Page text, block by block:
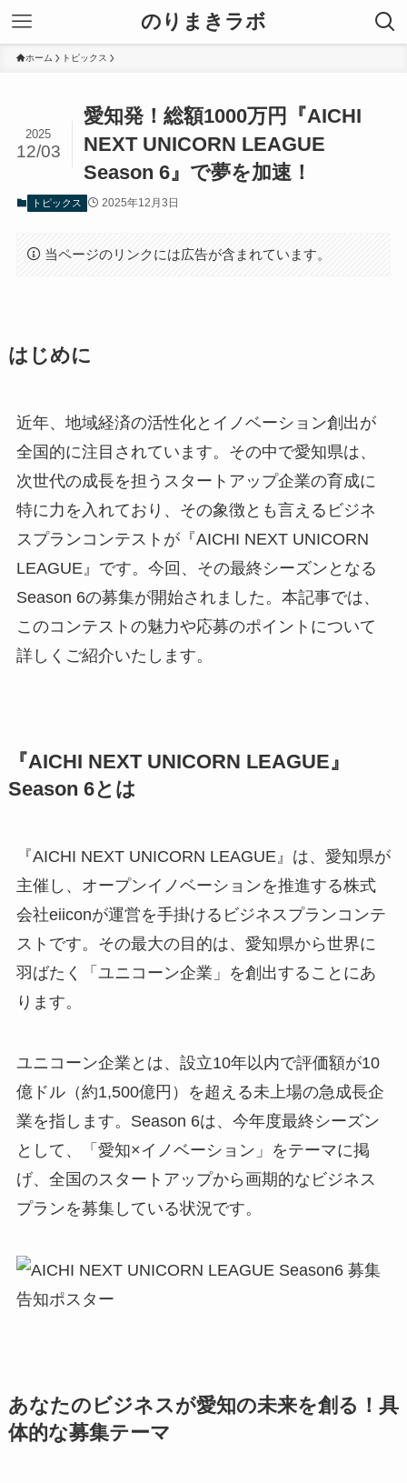
のりまきラボ
ホーム トピックス
愛知発！総額1000万円『AICHI
NEXT UNICORN LEAGUE
Season 6』で夢を加速！
2025
12/03
トピックス 2025年12月3日
当ページのリンクには広告が含まれています。
はじめに
近年、地域経済の活性化とイノベーション創出が
全国的に注目されています。その中で愛知県は、
次世代の成長を担うスタートアップ企業の育成に
特に力を入れており、その象徴とも言えるビジネ
スプランコンテストが『AICHI NEXT UNICORN
LEAGUE』です。今回、その最終シーズンとなる
Season 6の募集が開始されました。本記事では、
このコンテストの魅力や応募のポイントについて
詳しくご紹介いたします。
『AICHI NEXT UNICORN LEAGUE』
Season 6とは
『AICHI NEXT UNICORN LEAGUE』は、愛知県が
主催し、オープンイノベーションを推進する株式
会社eiiconが運営を手掛けるビジネスプランコンテ
ストです。その最大の目的は、愛知県から世界に
羽ばたく「ユニコーン企業」を創出することにあ
ります。
ユニコーン企業とは、設立10年以内で評価額が10
億ドル（約1,500億円）を超える未上場の急成長企
業を指します。Season 6は、今年度最終シーズン
として、「愛知×イノベーション」をテーマに掲
げ、全国のスタートアップから画期的なビジネス
プランを募集している状況です。
あなたのビジネスが愛知の未来を創る！具
体的な募集テーマ